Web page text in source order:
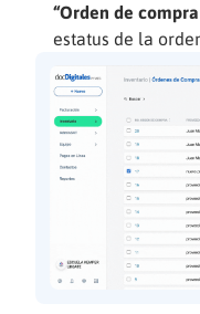
“Orden de
estatus de la